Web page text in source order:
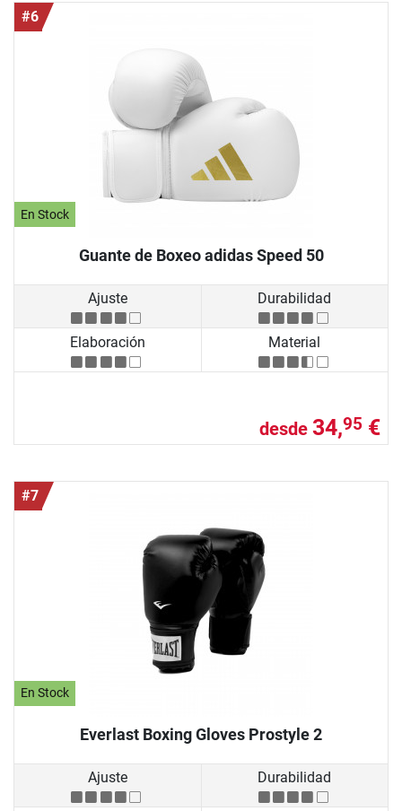
#6
En Stock
Guante de Boxeo adidas Speed 50
Ajuste Durabilidad
Elaboración Material
desde 34,95 €
#7
En Stock
Everlast Boxing Gloves Prostyle 2
Ajuste Durabilidad